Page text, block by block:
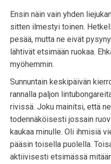
Ensin näin vain yhden
sitten ilmestyi toinen.
pesää, mutta ne eivät
lähtivät etsimään ruokaa.
myöhemmin.
Sunnuntain keskipäivän
rannalla paljon
rivissä. Joku mainitsi, että
todennäköisesti jossain
kaukaa minulle. Oli ihmisiä
pääsin toisella puolella.
aktiivisesti etsimässä